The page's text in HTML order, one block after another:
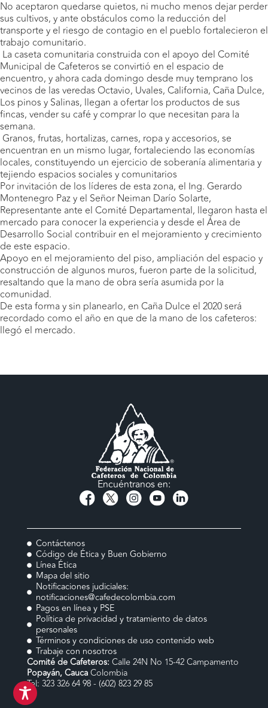
No aceptaron quedarse quietos, ni mucho menos dejar perder
sus cultivos, y ante obstáculos como la reducción del
transporte y el riesgo de contagio en el pueblo fortalecieron el
trabajo comunitario.
La caseta comunitaria construida con el apoyo del Comité
Municipal de Cafeteros se convirtió en el espacio de
encuentro, y ahora cada domingo desde muy temprano los
vecinos de las veredas Octavio, Uvales, California, Caña Dulce,
Los pinos y Salinas, llegan a ofertar los productos de sus
fincas, vender su café y comprar lo que necesitan para la
semana.
Granos, frutas, hortalizas, carnes, ropa y accesorios, se
encuentran en un mismo lugar, fortaleciendo las economías
locales, constituyendo un ejercicio de soberanía alimentaria y
tejiendo espacios sociales y comunitarios
Por invitación de los líderes de esta zona, el Ing. Gerardo
Montenegro Paz y el Señor Neiman Darío Solarte,
Representante ante el Comité Departamental, llegaron hasta el
mercado para conocer la experiencia y desde el Área de
Desarrollo Social contribuir en el mejoramiento y crecimiento
de este espacio.
Apoyo en el mejoramiento del piso, ampliación del espacio y
construcción de algunos muros, fueron parte de la solicitud,
resaltando que la mano de obra sería asumida por la
comunidad.
De esta forma y sin planearlo, en Caña Dulce el 2020 será
recordado como el año en que de la mano de los cafeteros:
llegó el mercado.
Encuéntranos en:
Contáctenos
Código de Ética y Buen Gobierno
Línea Ética
Mapa del sitio
Notificaciones judiciales:
notificaciones@cafedecolombia.com
Pagos en línea y PSE
Política de privacidad y tratamiento de datos
personales
Términos y condiciones de uso contenido web
Trabaje con nosotros
Comité de Cafeteros: Calle 24N No 15-42 Campamento
Popayán, CaucaColombia
Tel: 323 326 64 98 - (602) 823 29 85